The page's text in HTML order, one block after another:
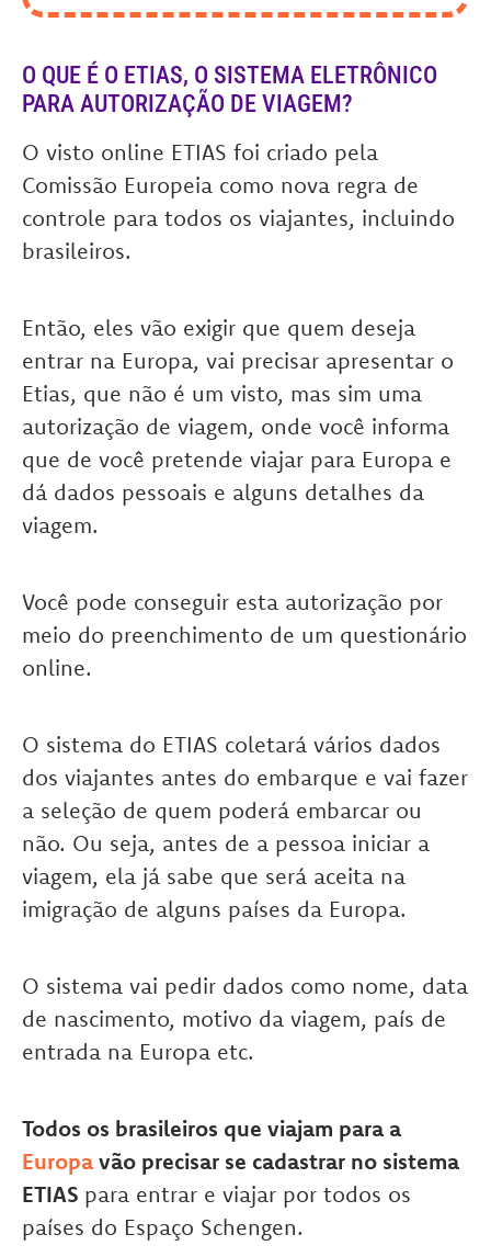
O QUE É O ETIAS, O SISTEMA ELETRÔNICO
PARA AUTORIZAÇÃO DE VIAGEM?
O visto online ETIAS foi criado pela
Comissão Europeia como nova regra de
controle para todos os viajantes, incluindo
brasileiros.
Então, eles vão exigir que quem deseja
entrar na Europa, vai precisar apresentar o
Etias, que não é um visto, mas sim uma
autorização de viagem, onde você informa
que de você pretende viajar para Europa e
dá dados pessoais e alguns detalhes da
viagem.
Você pode conseguir esta autorização por
meio do preenchimento de um questionário
online.
O sistema do ETIAS coletará vários dados
dos viajantes antes do embarque e vai fazer
a seleção de quem poderá embarcar ou
não. Ou seja, antes de a pessoa iniciar a
viagem, ela já sabe que será aceita na
imigração de alguns países da Europa.
O sistema vai pedir dados como nome, data
de nascimento, motivo da viagem, país de
entrada na Europa etc.
Todos os brasileiros que viajam para a
Europa vão precisar se cadastrar no sistema
ETIAS para entrar e viajar por todos os
países do Espaço Schengen.